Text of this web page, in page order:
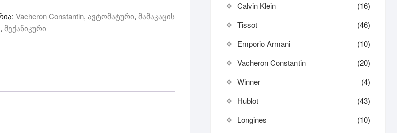
Vacheron Constantin, ავტომატური, მამაკაცის
, მექანიკური
Calvin Klein
(16)
Tissot
(46)
Emporio Armani
(10)
Vacheron Constantin
(20)
Winner
(4)
Hublot
(43)
Longines
(10)